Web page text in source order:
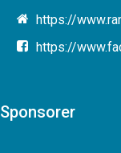
https://
https://
Sponsorer